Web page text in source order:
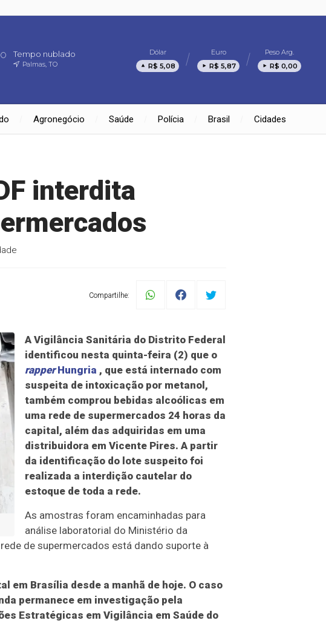
Tempo nublado
Palmas, TO
Dólar
R$ 5,08
Euro
R$ 5,87
Peso Arg.
R$ 0,00
Agronegócio Saúde Polícia Brasil Cidades
interdita
Compartilhe:
A Vigilância Sanitária do Distrito Federal
identificou nesta quinta-feira (2) que o
rapperHungria , que está internado com
suspeita de intoxicação por metanol,
também comprou bebidas alcoólicas em
uma rede de supermercados 24 horas da
capital, além das adquiridas em uma
distribuidora em Vicente Pires. A partir
da identificação do lote suspeito foi
realizada a interdição cautelar do
estoque de toda a rede.
As amostras foram encaminhadas para
análise laboratorial do Ministério da
de supermercados está dando suporte à
em Brasília desde a manhã de hoje. O caso
permanece em investigação pela
Estratégicas em Vigilância em Saúde do